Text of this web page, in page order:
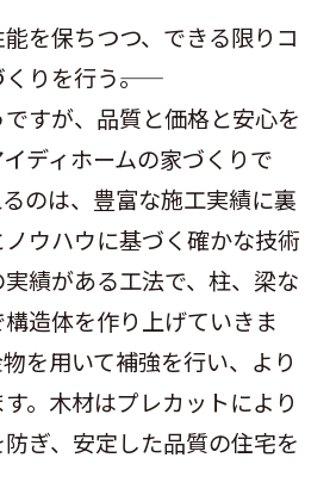
を保ちつつ、できる限りコ
りを行う――。
すが、品質と価格と安心を
ディホームの家づくりで
のは、豊富な施工実績に裏
ウハウに基づく確かな技術
績がある工法で、柱、梁な
造体を作り上げていきま
を用いて補強を行い、より
。木材はプレカットにより
ぎ、安定した品質の住宅を